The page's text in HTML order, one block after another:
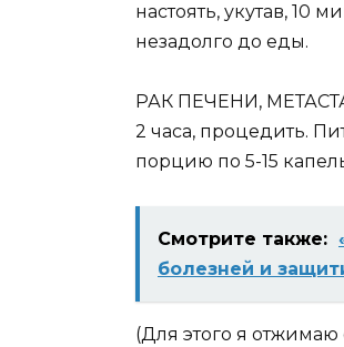
настоять, укутав, 10
незадолго до еды.
РАК ПЕЧЕНИ,
2 часа, процедить.
порцию по 5-15
Смотрите также:
болезней и
(Для этого я